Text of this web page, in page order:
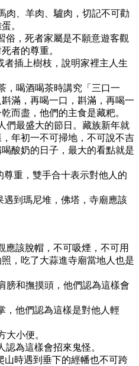
肉、羊肉、驢肉，切記不可勸
。
俗，死者家屬是不願意遊客觀
者的尊重。
插上樹枝，說明家裡主人生
，喝酒喝茶時講究「三口一
滿，再喝一口，斟滿，再喝一
而盡，他們的主食是藏粑。
們最盛大的節日。藏族新年就
年初一不可掃地，不可說不吉
酸奶的日子，最大的看點就是
重，雙手合十表示對他人的
到瑪尼堆，佛塔，寺廟應該
應該脫帽，不可吸煙，不可用
，吃了大蒜進寺廟當地人也是
膀和撫摸頭，他們認為這樣會
，他們認為這樣是對他人輕
大小便。
為這樣會招來鬼怪。
時遇到垂下的經幡也不可跨